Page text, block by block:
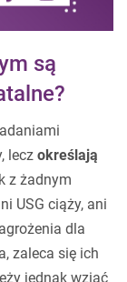
są
lecz określają
z żadnym
USG ciąży, ani
dla
zaleca się ich
jednak wziąć